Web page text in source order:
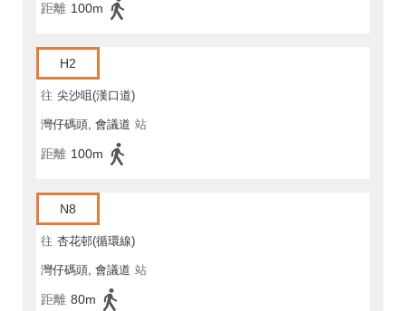
距離 100m
H2
往 尖沙咀(漢口道)
灣仔碼頭, 會議道 站
距離 100m
N8
往 杏花邨(循環線)
灣仔碼頭, 會議道 站
距離 80m